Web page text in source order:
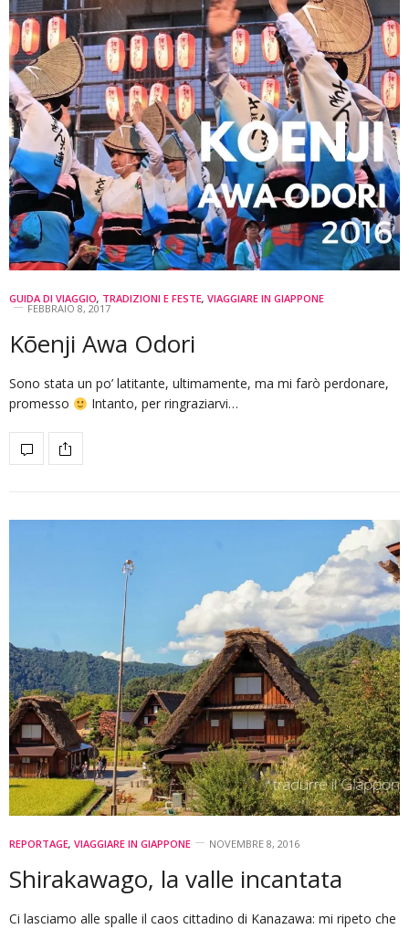
GUIDA DI VIAGGIO, TRADIZIONI E FESTE, VIAGGIARE IN GIAPPONE
FEBBRAIO 8, 2017
Kōenji Awa Odori
Sono stata un po’ latitante, ultimamente, ma mi farò perdonare,
promesso
Intanto, per ringraziarvi…
REPORTAGE, VIAGGIARE IN GIAPPONE NOVEMBRE 8, 2016
Shirakawago, la valle incantata
Ci lasciamo alle spalle il caos cittadino di Kanazawa: mi ripeto che